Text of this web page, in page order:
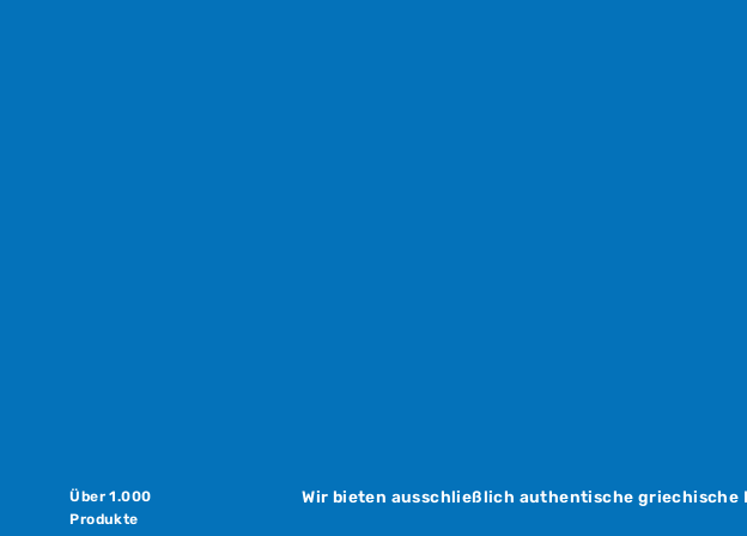
Über 1.000
Produkte
Wir bieten ausschließlich authentische griechische